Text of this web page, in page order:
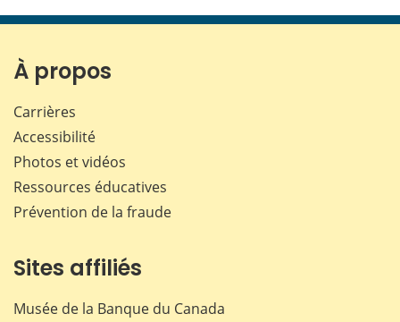
page page page page
À propos
Carrières
Accessibilité
Photos et vidéos
Ressources éducatives
Prévention de la fraude
Sites affiliés
Musée de la Banque du Canada